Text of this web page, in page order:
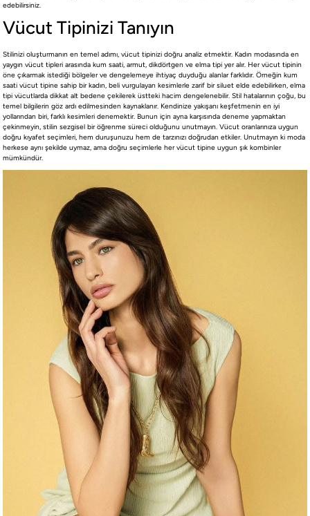
edebilirsiniz.
Vücut Tipinizi Tanıyın
Stilinizi oluşturmanın en temel adımı, vücut tipinizi doğru analiz etmektir. Kadın modasında en
yaygın vücut tipleri arasında kum saati, armut, dikdörtgen ve elma tipi yer alır. Her vücut tipinin
öne çıkarmak istediği bölgeler ve dengelemeye ihtiyaç duyduğu alanlar farklıdır. Örneğin kum
saati vücut tipine sahip bir kadın, beli vurgulayan kesimlerle zarif bir siluet elde edebilirken, elma
tipi vücutlarda dikkat alt bedene çekilerek üstteki hacim dengelenebilir. Stil hatalarının çoğu, bu
temel bilgilerin göz ardı edilmesinden kaynaklanır. Kendinize yakışanı keşfetmenin en iyi
yollarından biri, farklı kesimleri denemektir. Bunun için ayna karşısında deneme yapmaktan
çekinmeyin, stilin sezgisel bir öğrenme süreci olduğunu unutmayın. Vücut oranlarınıza uygun
doğru kıyafet seçimleri, hem duruşunuzu hem de tarzınızı doğrudan etkiler. Unutmayın ki moda
herkese aynı şekilde uymaz, ama doğru seçimlerle her vücut tipine uygun şık kombinler
mümkündür.